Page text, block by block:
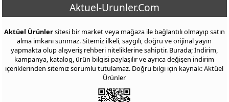
Aktuel-Urunler.Com
Aktüel Ürünlersitesi bir market veya mağaza ile bağlantılı olmayıp satın
alma imkanı sunmaz. Sitemiz ilkeli, saygılı, doğru ve orijinal yayın
yapmakta olup alışveriş rehberi niteliklerine sahiptir. Burada; İndirim,
kampanya, katalog, ürün bilgisi paylaşılır ve ayrıca değişen indirim
içeriklerinden sitemiz sorumlu tutulamaz. Doğru bilgi için kaynak: Aktüel
Ürünler